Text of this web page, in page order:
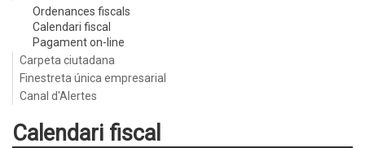
Ordenances fiscals
Calendari fiscal
Pagament on-line
Carpeta ciutadana
Finestreta única empresarial
Canal d'Alertes
Calendari fiscal